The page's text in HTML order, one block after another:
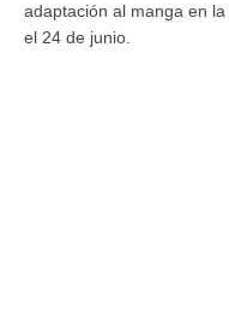
adaptación al manga en
el 24 de junio.